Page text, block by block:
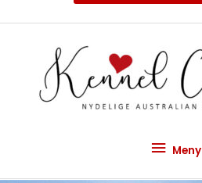
Meny
Meny